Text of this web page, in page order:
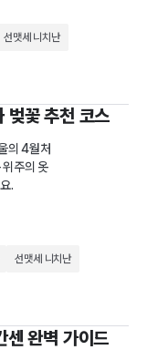
선맷세 니치난
벚꽃 추천 코스
의 4월처
주의 옷
.
선맷세 니치난
완벽 가이드